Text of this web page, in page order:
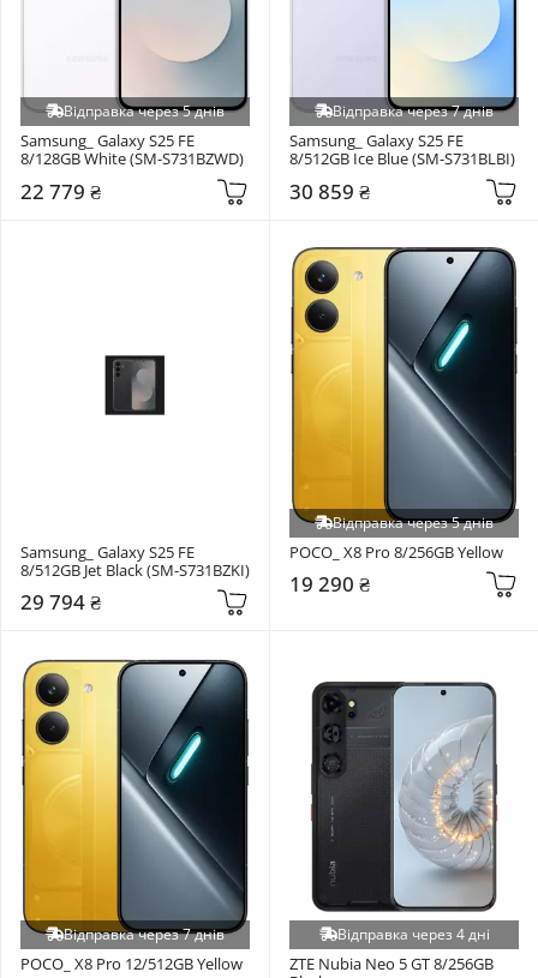
Відправка через 5 днів
Samsung_ Galaxy S25 FE
8/128GB White (SM-S731BZWD)
22 779 ₴
Відправка через 7 днів
Samsung_ Galaxy S25 FE
8/512GB Ice Blue (SM-S731BLBI)
30 859 ₴
Samsung_ Galaxy S25 FE
8/512GB Jet Black (SM-S731BZKI)
29 794 ₴
Відправка через 5 днів
POCO_ X8 Pro 8/256GB Yellow
19 290 ₴
Відправка через 7 днів
POCO_ X8 Pro 12/512GB Yellow
Відправка через 4 дні
ZTE Nubia Neo 5 GT 8/256GB